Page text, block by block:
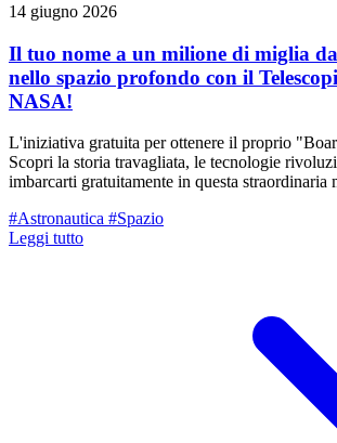
14 giugno 2026
Il tuo nome a un milione di miglia
nello spazio profondo con il
NASA!
L'iniziativa gratuita per ottenere il proprio
Scopri la storia travagliata, le tecnologie
imbarcarti gratuitamente in questa straordinaria
#Astronautica #Spazio
Leggi tutto